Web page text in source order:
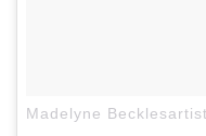
Madelyne